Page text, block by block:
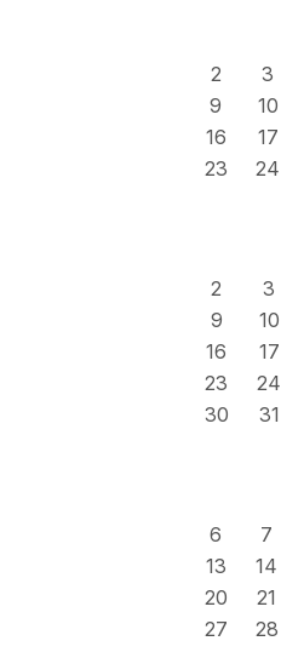
2
3
9
10
16
17
23
24
2
3
9
10
16
17
23
24
30
31
6
7
13
14
20
21
27
28